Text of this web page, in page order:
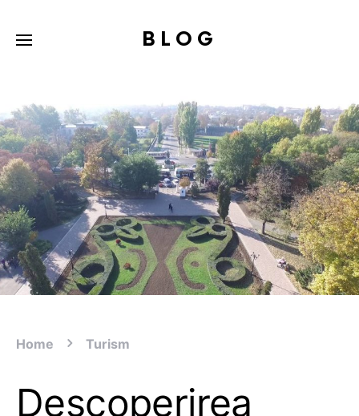
BLOG
Home Turism
Descoperirea